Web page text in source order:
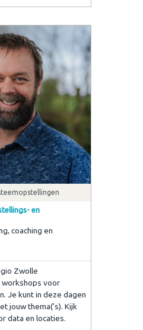
en
coaching en
Zwolle
voor
Je kunt in deze dagen
jouw thema('s). Kijk
data en locaties.